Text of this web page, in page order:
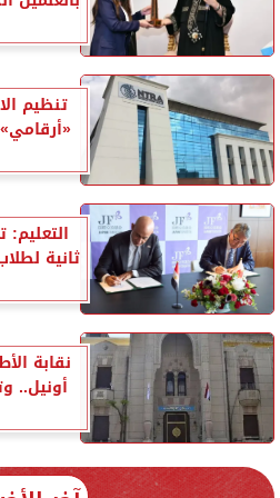
تنظيم
التعليم:
ثانية
نقابة
أونيل..